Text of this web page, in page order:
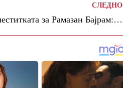
СЛЕДНО
Mицкоски во честитката за Рамазан Бајрам: „Сите заедно мораме да го смениме системот“